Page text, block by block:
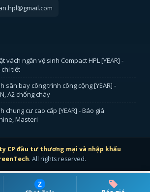
Z
vách ngăn vệ sinh Compact HPL [YEAR] -
tiết
sân bay công trình công cộng [YEAR] -
A2 chống cháy
chung cư cao cấp [YEAR] - Báo giá
Masteri
CP đầu tư thương mại và nhập khẩu
. All rights reserved.